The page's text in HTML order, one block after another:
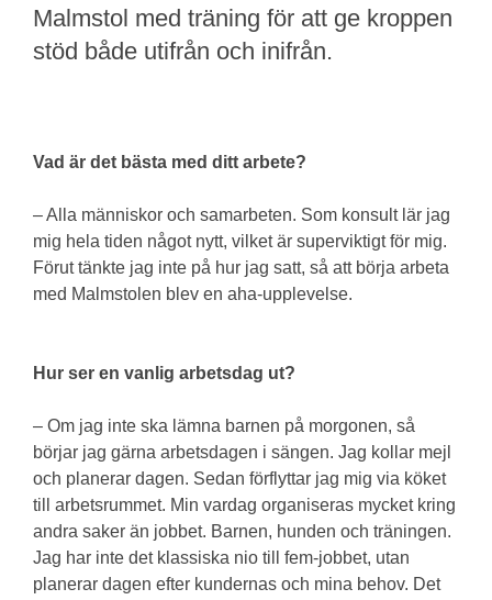
Malmstol med träning för att ge kroppen
stöd både utifrån och inifrån.
Vad är det bästa med ditt arbete?
– Alla människor och samarbeten. Som konsult lär jag
mig hela tiden något nytt, vilket är superviktigt för mig.
Förut tänkte jag inte på hur jag satt, så att börja arbeta
med Malmstolen blev en aha-upplevelse.
Hur ser en vanlig arbetsdag ut?
– Om jag inte ska lämna barnen på morgonen, så
börjar jag gärna arbetsdagen i sängen. Jag kollar mejl
och planerar dagen. Sedan förflyttar jag mig via köket
till arbetsrummet. Min vardag organiseras mycket kring
andra saker än jobbet. Barnen, hunden och träningen.
Jag har inte det klassiska nio till fem-jobbet, utan
planerar dagen efter kundernas och mina behov. Det